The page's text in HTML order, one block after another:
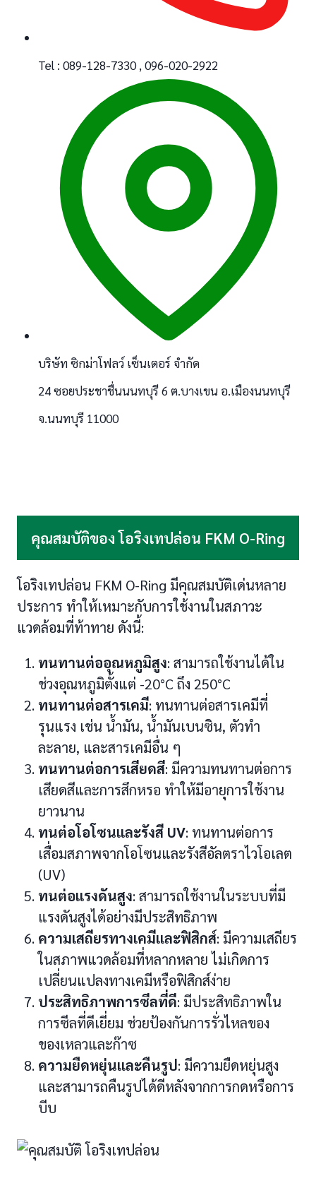
Tel : 089-128-7330 , 096-020-2922
บริษัท ซิกม่าโฟลว์ เซ็นเตอร์ จำกัด
24 ซอยประชาชื่นนนทบุรี 6 ต.บางเขน อ.เมืองนนทบุรี
จ.นนทบุรี 11000
คุณสมบัติของ โอริงเทปล่อน FKM O-Ring
โอริงเทปล่อน FKM O-Ring มีคุณสมบัติเด่นหลาย
ประการ ทำให้เหมาะกับการใช้งานในสภาวะ
แวดล้อมที่ท้าทาย ดังนี้:
ทนทานต่ออุณหภูมิสูง: สามารถใช้งานได้ใน
ช่วงอุณหภูมิตั้งแต่ -20°C ถึง 250°C
ทนทานต่อสารเคมี: ทนทานต่อสารเคมีที่
รุนแรง เช่น น้ำมัน, น้ำมันเบนซิน, ตัวทำ
ละลาย, และสารเคมีอื่น ๆ
ทนทานต่อการเสียดสี: มีความทนทานต่อการ
เสียดสีและการสึกหรอ ทำให้มีอายุการใช้งาน
ยาวนาน
ทนต่อโอโซนและรังสี UV: ทนทานต่อการ
เสื่อมสภาพจากโอโซนและรังสีอัลตราไวโอเลต
(UV)
ทนต่อแรงดันสูง: สามารถใช้งานในระบบที่มี
แรงดันสูงได้อย่างมีประสิทธิภาพ
ความเสถียรทางเคมีและฟิสิกส์: มีความเสถียร
ในสภาพแวดล้อมที่หลากหลาย ไม่เกิดการ
เปลี่ยนแปลงทางเคมีหรือฟิสิกส์ง่าย
ประสิทธิภาพการซีลที่ดี: มีประสิทธิภาพใน
การซีลที่ดีเยี่ยม ช่วยป้องกันการรั่วไหลของ
ของเหลวและก๊าซ
ความยืดหยุ่นและคืนรูป: มีความยืดหยุ่นสูง
และสามารถคืนรูปได้ดีหลังจากการกดหรือการ
บีบ